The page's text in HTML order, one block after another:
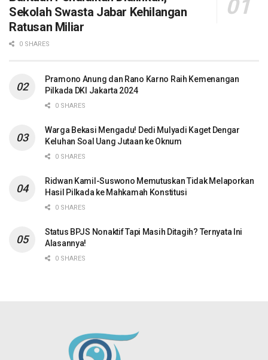
Sekolah Swasta Jabar Kehilangan
Ratusan Miliar
0 SHARES
Pramono Anung dan Rano Karno Raih Kemenangan
Pilkada DKI Jakarta 2024
0 SHARES
Warga Bekasi Mengadu! Dedi Mulyadi Kaget Dengar
Keluhan Soal Uang Jutaan ke Oknum
0 SHARES
Ridwan Kamil-Suswono Memutuskan Tidak Melaporkan
Hasil Pilkada ke Mahkamah Konstitusi
0 SHARES
Status BPJS Nonaktif Tapi Masih Ditagih? Ternyata Ini
Alasannya!
0 SHARES